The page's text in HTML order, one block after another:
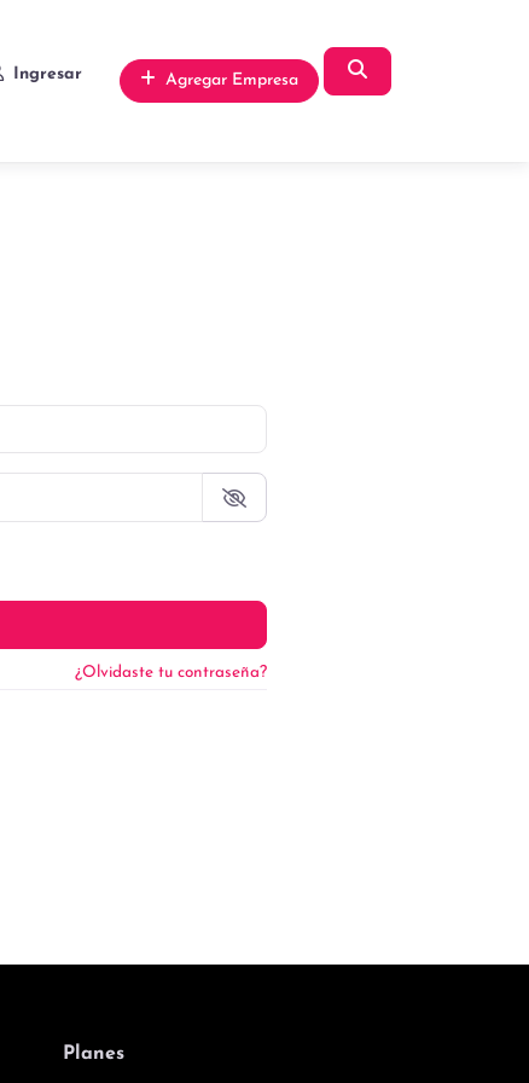
Ingresar Agregar Empresa
¿Olvidaste tu contraseña?
Planes